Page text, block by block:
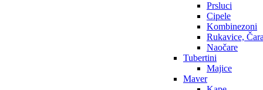
Prsluci
Cipele
Kombinezoni
Rukavice,
Naočare
Tubertini
Majice
Maver